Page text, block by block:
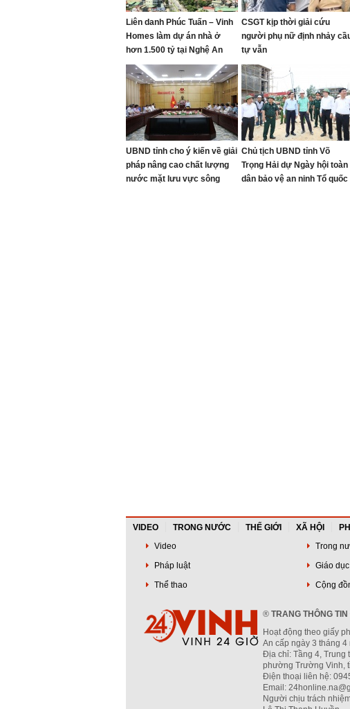
Liên danh Phúc Tuấn – Vinh
Homes làm dự án nhà ở
hơn 1.500 tỷ tại Nghệ An
CSGT kịp thời giải cứu
người phụ nữ định nhảy
tự vẫn
UBND tỉnh cho ý kiến về giải
pháp nâng cao chất lượng
nước mặt lưu vực sông
Chủ tịch UBND tỉnh Võ
Trọng Hải dự Ngày hội toàn
dân bảo vệ an ninh Tổ quốc
VIDEO TRONG NƯỚC THẾ GIỚI XÃ HỘI
Video
Trong
Pháp luật
Giáo dục
Thể thao
Cộng
® TRANG THÔNG
Hoạt động theo giấy
An cấp ngày 3 tháng 4
Địa chỉ: Tầng 4, Trung
phường Trường Vinh,
Điện thoại liên hệ:
Email:
Người chịu trách